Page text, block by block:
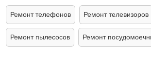
Ремонт телефонов Ремонт телевизоров
Ремонт пылесосов Ремонт